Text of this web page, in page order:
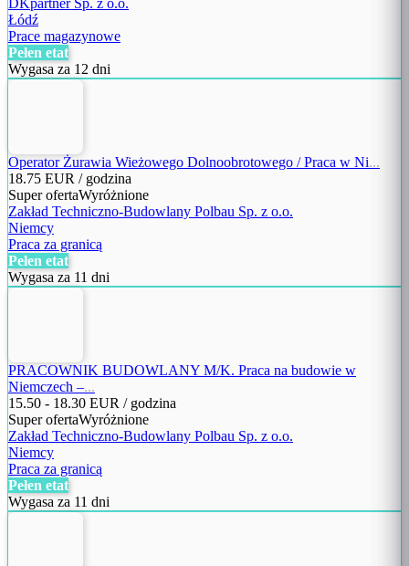
Łódź
Prace magazynowe
Pełen etat
Wygasa za 12 dni
Operator Żurawia Wieżowego Dolnoobrotowego / Praca w Ni...
18.75 EUR / godzina
Super ofertaWyróżnione
Zakład Techniczno-Budowlany Polbau Sp. z o.o.
Niemcy
Praca za granicą
Pełen etat
Wygasa za 11 dni
PRACOWNIK BUDOWLANY M/K. Praca na budowie w
Niemczech –...
15.50 - 18.30 EUR / godzina
Super ofertaWyróżnione
Zakład Techniczno-Budowlany Polbau Sp. z o.o.
Niemcy
Praca za granicą
Pełen etat
Wygasa za 11 dni